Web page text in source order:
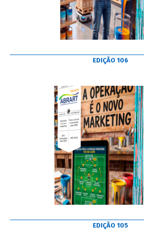
EDIÇÃO 106
EDIÇÃO 105